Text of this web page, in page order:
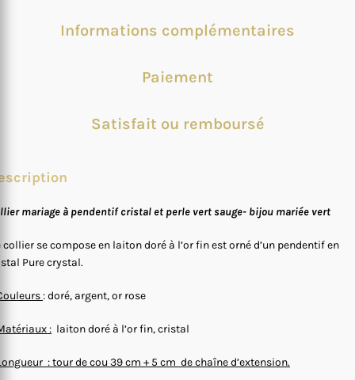
Informations complémentaires
Paiement
Satisfait ou remboursé
mariage à pendentif cristal et perle vert sauge- bijou mariée vert
collier se compose en laiton doré à l’or fin est orné d’un pendentif en
Pure crystal.
: doré, argent, or rose
: laiton doré à l’or fin, cristal
: tour de cou 39 cm + 5 cm de chaîne d’extension.